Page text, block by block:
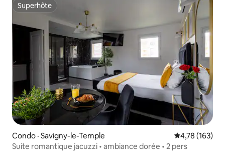
Superhôte
Superhôte
Condo · Savigny-le-Temple Note
4,78 (163)
Suite romantique jacuzzi • ambiance dorée • 2 pers